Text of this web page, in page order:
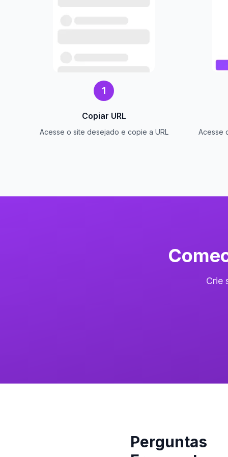
1
Copiar URL
Acesse o site desejado e copie a URL Acesse
Crie
Perguntas